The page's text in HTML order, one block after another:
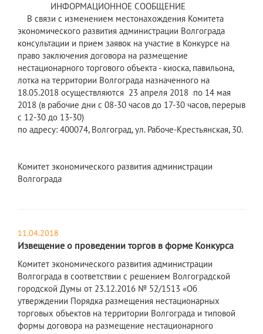
ИНФОРМАЦИОННОЕ СООБЩЕНИЕ
В связи с изменением местонахождения Комитета
экономического развития администрации Волгограда
консультации и прием заявок на участие в Конкурсе на
право заключения договора на размещение
нестационарного торгового объекта - киоска, павильона,
лотка на территории Волгограда назначенного на
18.05.2018 осуществляются 23 апреля 2018 по 14 мая
2018 (в рабочие дни с 08-30 часов до 17-30 часов, перерыв
с 12-30 до 13-30)
по адресу: 400074, Волгоград, ул. Рабоче-Крестьянская, 30.
Комитет экономического развития администрации
Волгограда
11.04.2018
Извещение о проведении торгов в форме Конкурса
Комитет экономического развития администрации
Волгограда в соответствии с решением Волгоградской
городской Думы от 23.12.2016 № 52/1513 «Об
утверждении Порядка размещения нестационарных
торговых объектов на территории Волгограда и типовой
формы договора на размещение нестационарного